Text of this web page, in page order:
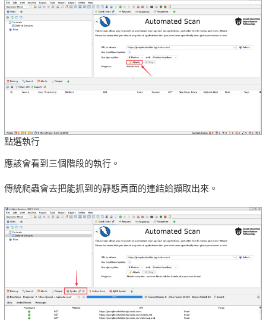
點選執行
應該會看到三個階段的執行。
傳統爬蟲會去把能抓到的靜態頁面的連結給擷取出來。